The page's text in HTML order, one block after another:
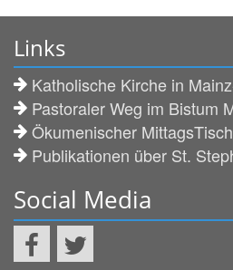
Links
Katholische Kirche in
Pastoraler Weg im Bistum
Ökumenischer MittagsTisch
Publikationen über St.
Social Media